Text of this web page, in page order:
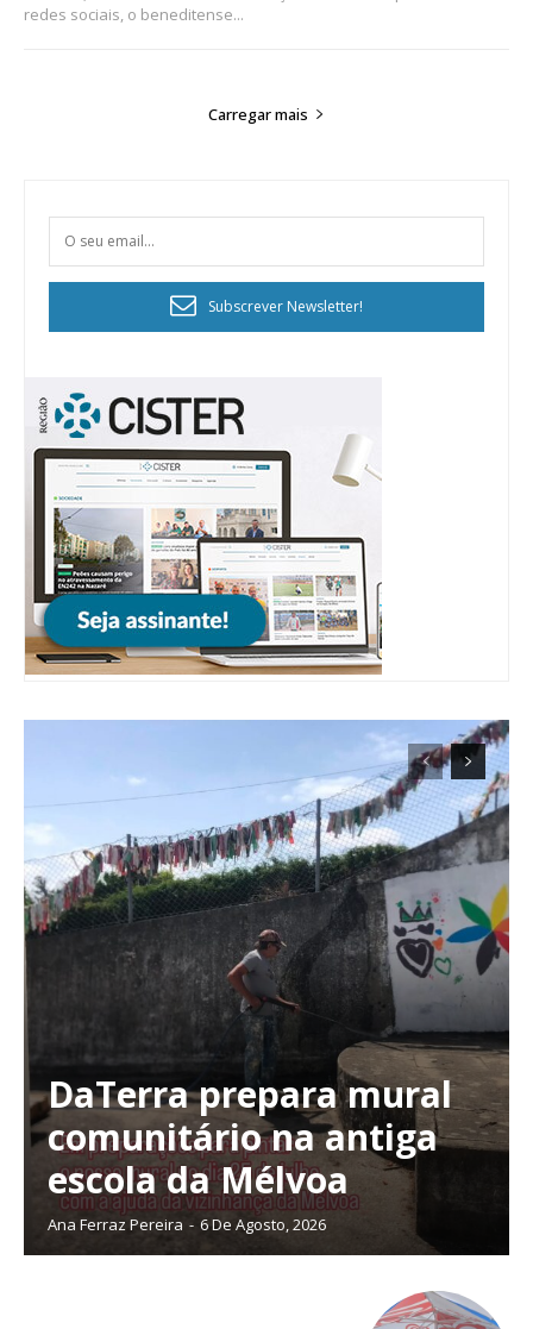
32€
Edição em papel entregue à Quinta-feira em sua
Acesso ao conteúdo online
Ofertas para assinatura anual
Escolha o plano
ASSINATURA
DIGITAL ANUAL
16€
Acesso ao conteúdo online
Acesso aos conteúdos Exclusivos para
assinantes
Ofertas para assinatura anual
Escolha o plano
redes sociais, o beneditense...
Carregar mais
Subscrever Newsletter!
DaTerra prepara mural
comunitário na antiga
escola da Mélvoa
Ana Ferraz Pereira - 6 De Agosto, 2026